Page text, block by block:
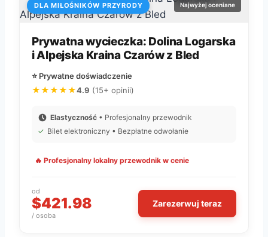
DLA MIŁOŚNIKÓW PRZYRODY Najwyżej oceniane
Prywatna wycieczka: Dolina Logarska
i Alpejska Kraina Czarów z Bled
⭐ Prywatne doświadczenie
★★★★★4.9 (15+ opinii)
Elastyczność • Profesjonalny przewodnik
✓ Bilet elektroniczny • Bezpłatne odwołanie
🔥 Profesjonalny lokalny przewodnik w cenie
od
$421.98
/ osoba
Zarezerwuj teraz